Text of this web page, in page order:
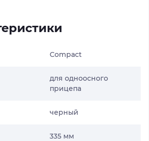
Compact
для одноосного
прицепа
черный
335 мм